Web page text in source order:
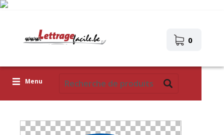
0
Menu
Pictogrammes